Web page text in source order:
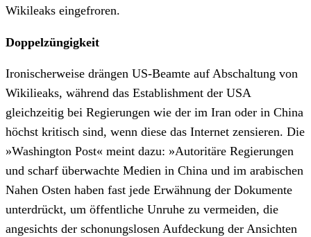
Wikileaks eingefroren.
Doppelzüngigkeit
Ironischerweise drängen US-Beamte auf Abschaltung von
Wikilieaks, während das Establishment der USA
gleichzeitig bei Regierungen wie der im Iran oder in China
höchst kritisch sind, wenn diese das Internet zensieren. Die
»Washington Post« meint dazu: »Autoritäre Regierungen
und scharf überwachte Medien in China und im arabischen
Nahen Osten haben fast jede Erwähnung der Dokumente
unterdrückt, um öffentliche Unruhe zu vermeiden, die
angesichts der schonungslosen Aufdeckung der Ansichten